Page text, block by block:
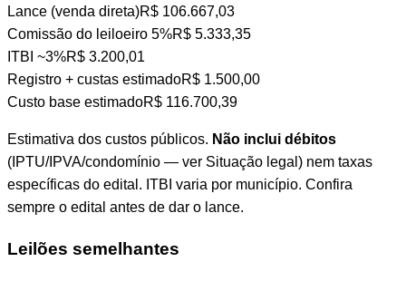
Lance (venda direta)R$ 106.667,03
Comissão do leiloeiro 5%R$ 5.333,35
ITBI ~3%R$ 3.200,01
Registro + custas estimadoR$ 1.500,00
Custo base estimadoR$ 116.700,39
Estimativa dos custos públicos. Não inclui débitos
(IPTU/IPVA/condomínio — ver Situação legal) nem taxas
específicas do edital. ITBI varia por município. Confira
sempre o edital antes de dar o lance.
Leilões semelhantes